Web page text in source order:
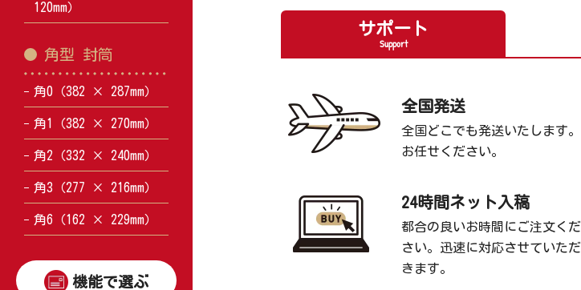
120mm）
角型 封筒
角0（382 × 287mm）
角1（382 × 270mm）
角2（332 × 240mm）
角3（277 × 216mm）
角6（162 × 229mm）
機能で選ぶ
サポート
Support
全国発送
全国どこでも発送いたします。
お任せください。
24時間ネット入稿
都合の良いお時間にご注文くだ
さい。迅速に対応させていただ
きます。